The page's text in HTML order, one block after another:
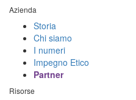
Azienda
Storia
Chi siamo
I numeri
Impegno Etico
Partner
Risorse